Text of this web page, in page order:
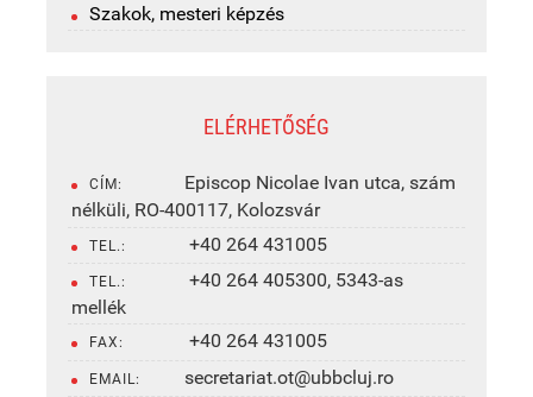
Szakok, mesteri képzés
ELÉRHETŐSÉG
CÍM:
Episcop Nicolae Ivan utca, szám
nélküli, RO-400117, Kolozsvár
TEL.: +40 264 431005
TEL.:
+40 264 405300, 5343-as
mellék
FAX: +40 264 431005
EMAIL: secretariat.ot@ubbcluj.ro